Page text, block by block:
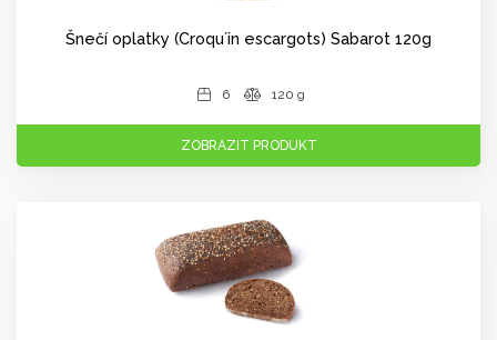
Šnečí oplatky (Croqu´in escargots) Sabarot 120g
6 120 g
ZOBRAZIT PRODUKT